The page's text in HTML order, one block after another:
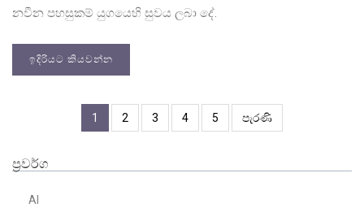
නවීන පහසුකම් යුගයෙහි සුවය ලබා දේ.
ඉදිරියට කියවන්න
1 2 3 4 5 පැරණි
ප්‍රවර්ග
AI